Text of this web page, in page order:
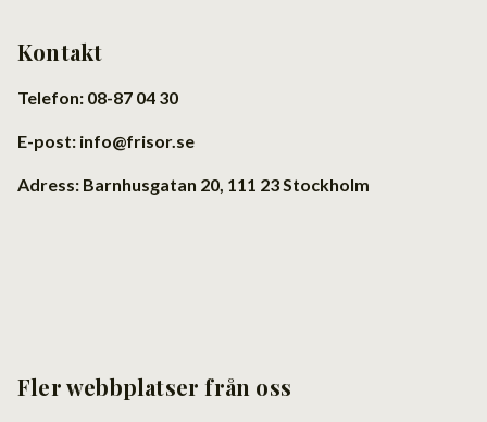
Kontakt
Telefon: 08-87 04 30
E-post: info@frisor.se
Adress: Barnhusgatan 20, 111 23 Stockholm
Fler webbplatser från oss